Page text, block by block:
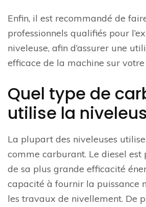
Enfin, il est recommandé de
professionnels qualifiés pour
niveleuse, afin d’assurer une
efficace de la machine sur
Quel type de
utilise la
La plupart des niveleuses
comme carburant. Le diesel est
de sa plus grande efficacité
capacité à fournir la puissance
les travaux de nivellement. De